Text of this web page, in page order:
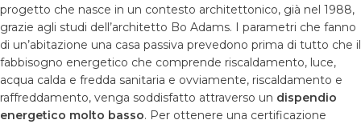
progetto che nasce in un contesto architettonico, già nel 1988,
grazie agli studi dell’architetto Bo Adams. I parametri che fanno
di un’abitazione una casa passiva prevedono prima di tutto che il
fabbisogno energetico che comprende riscaldamento, luce,
acqua calda e fredda sanitaria e ovviamente, riscaldamento e
raffreddamento, venga soddisfatto attraverso un dispendio
energetico molto basso. Per ottenere una certificazione